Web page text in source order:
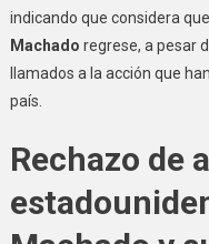
indicando que considera
Machado regrese, a pesar
llamados a la acción que
país.
Rechazo de